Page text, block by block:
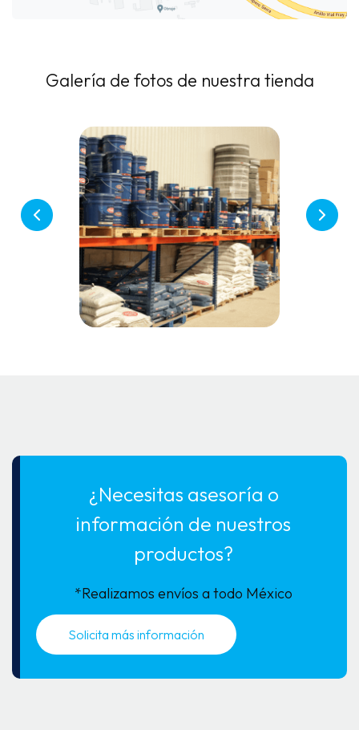
Galería de fotos de nuestra tienda
¿Necesitas asesoría o
información de nuestros
productos?
*Realizamos envíos a todo México
Solicita más información